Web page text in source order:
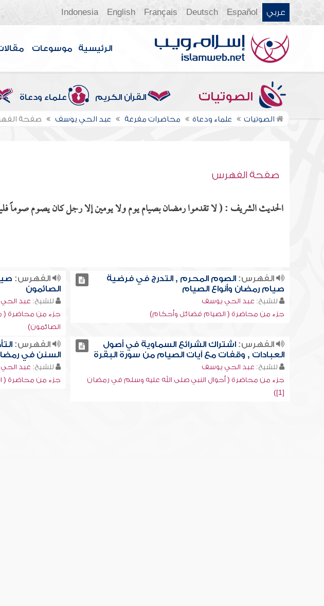
عربي Español
Deutsch
Français
English
Indonesia
الرئيسية موسوعات
الصوتيات القرآن الكريم علماء ودعاة
الصوتيات علماء ودعاة محاضرات مفرغة عبد الحي يوسف صفحة
صفحة الفهرس
الحديث الشريف : ( لا تقدموا رمضان بصيام يوم ولا يومين إلا رجل كان يصوم صوماً
الفهرس:الصوم المحرم , التدرج في فرضية
صيام رمضان وأنواع الصيام
للشيخ: عبد الحي يوسف
جزء من محاضرة ( الصيام فضائل وأحكام)
الفهرس:
الصائمون
للشيخ: عبد
جزء من محاضرة (
الصائمون)
الفهرس:اشتراك الشرائع السماوية في أصول
العبادات , وقفات مع آيات الصيام من سورة البقرة
للشيخ: عبد الحي يوسف
جزء من محاضرة ( أحوال النبي صلى الله عليه وسلم في رمضان
[1])
الفهرس:
السنن في
للشيخ: عبد
جزء من محاضرة (